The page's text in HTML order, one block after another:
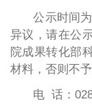
公示时间
异议，请在公
院成果转化部
材料，否则不予
电 话：